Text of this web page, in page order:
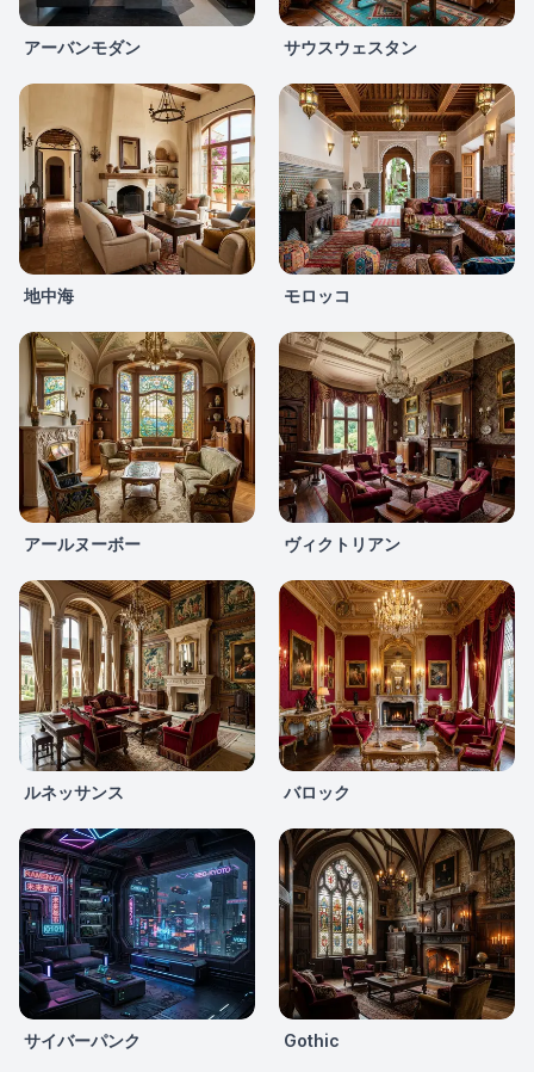
アーバンモダン サウスウェスタン
地中海 モロッコ
アールヌーボー ヴィクトリアン
ルネッサンス バロック
サイバーパンク Gothic